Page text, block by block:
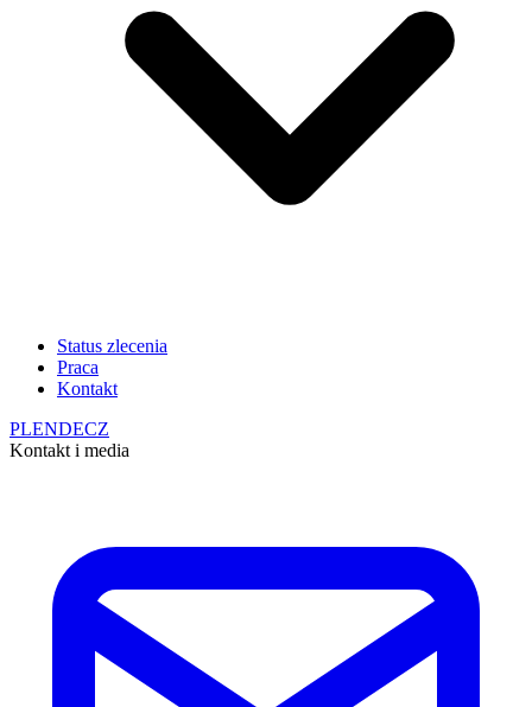
Status zlecenia
Praca
Kontakt
PLENDECZ
Kontakt i media